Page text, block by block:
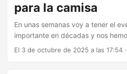
para la camisa
En unas semanas voy a tener el
importante en décadas y nos
arriba para ir lo más guapicos
El 3 de octubre de 2025 a las 17:54 ·